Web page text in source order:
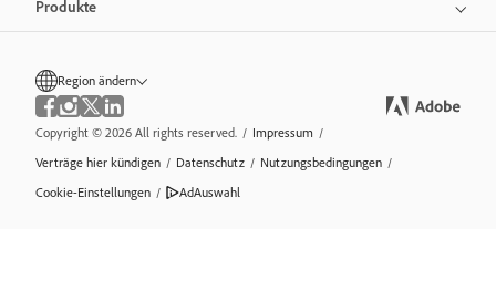
Produkte
Region ändern
Copyright © 2026 All rights reserved. / Impressum /
Verträge hier kündigen / Datenschutz / Nutzungsbedingungen /
Cookie-Einstellungen / AdAuswahl